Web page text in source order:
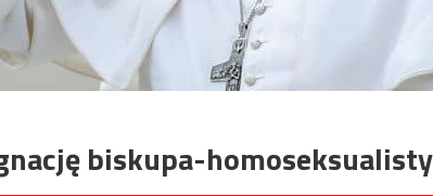
biskupa-homoseksualisty